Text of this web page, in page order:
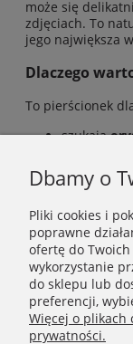
może się
zdjęciach. To
jego największa
Dlaczego
To pierścionek
szukają
chcą nosić
INFORMACJE
POMOC
Dbamy o
Pliki cookies i
poprawne
ofertę do
wykorzystanie
do sklepu lub
preferencji,
Więcej o plikach
prywatności.